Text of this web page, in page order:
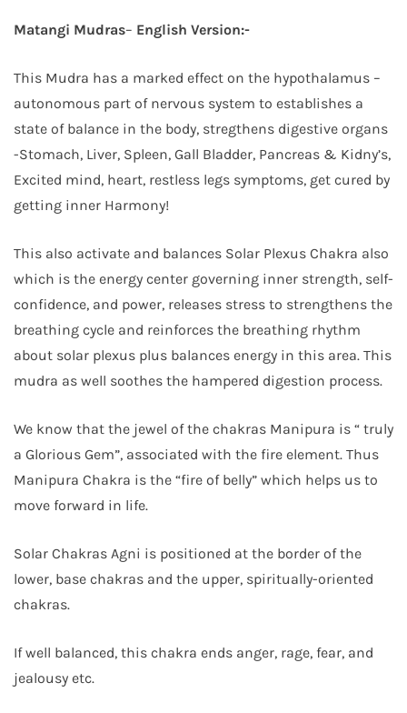
Matangi Mudras– English Version:-
This Mudra has a marked effect on the hypothalamus –
autonomous part of nervous system to establishes a
state of balance in the body, stregthens digestive organs
-Stomach, Liver, Spleen, Gall Bladder, Pancreas & Kidny’s,
Excited mind, heart, restless legs symptoms, get cured by
getting inner Harmony!
This also activate and balances Solar Plexus Chakra also
which is the energy center governing inner strength, self-
confidence, and power, releases stress to strengthens the
breathing cycle and reinforces the breathing rhythm
about solar plexus plus balances energy in this area. This
mudra as well soothes the hampered digestion process.
We know that the jewel of the chakras Manipura is “ truly
a Glorious Gem”, associated with the fire element. Thus
Manipura Chakra is the “fire of belly” which helps us to
move forward in life.
Solar Chakras Agni is positioned at the border of the
lower, base chakras and the upper, spiritually-oriented
chakras.
If well balanced, this chakra ends anger, rage, fear, and
jealousy etc.